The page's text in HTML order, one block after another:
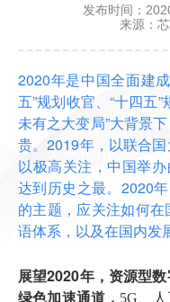
发布时间：
来源：
2020年是中国全面建
五”规划收官、“十四五
未有之大变局”大背景
贵。2019年，以联合
以极高关注，中国举
达到历史之最。2020
的主题，应关注如何
语体系，以及在国内发
展望2020年，资源型
绿色加速通道 ， 5G、